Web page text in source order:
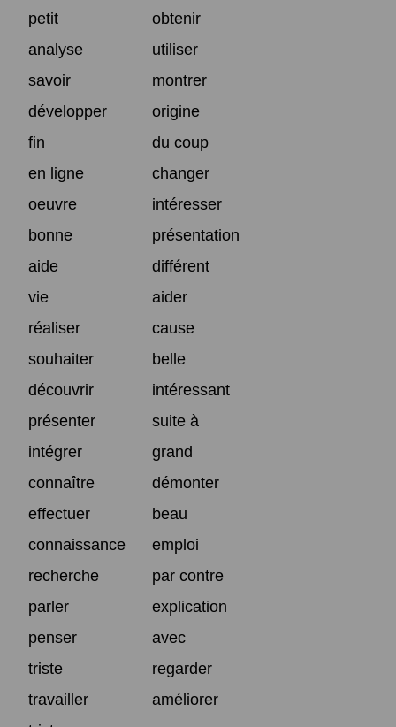
petit
obtenir
analyse
utiliser
savoir
montrer
développer
origine
fin
du coup
en ligne
changer
oeuvre
intéresser
bonne
présentation
aide
différent
vie
aider
réaliser
cause
souhaiter
belle
découvrir
intéressant
présenter
suite à
intégrer
grand
connaître
démonter
effectuer
beau
connaissance
emploi
recherche
par contre
parler
explication
penser
avec
triste
regarder
travailler
améliorer